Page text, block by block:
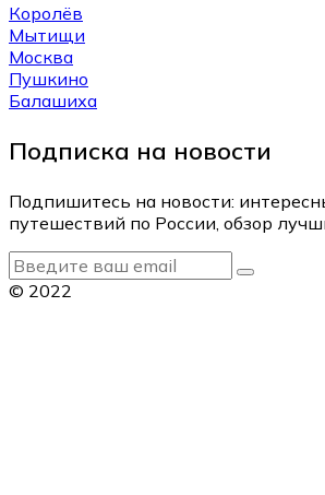
Королёв
Мытищи
Москва
Пушкино
Балашиха
Подписка на новости
Подпишитесь на новости:
путешествий по России, обзор
© 2022